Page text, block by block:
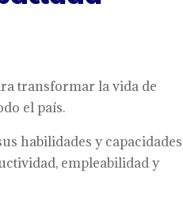
transformar la vida de
el país.
habilidades y capacidades
empleabilidad y